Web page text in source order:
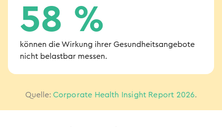
58 %
können die Wirkung ihrer Gesundheitsangebote
nicht belastbar messen.
Quelle: Corporate Health Insight Report 2026.